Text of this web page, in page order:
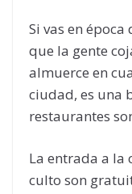
Si vas en
que la gente
almuerce en
ciudad, es una
restaurantes
La entrada a la
culto son